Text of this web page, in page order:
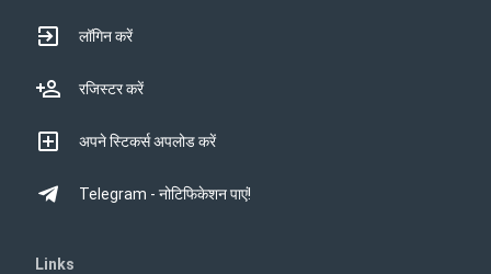
लॉगिन करें
रजिस्टर करें
अपने स्टिकर्स अपलोड करें
Telegram - नोटिफिकेशन पाएं!
Links